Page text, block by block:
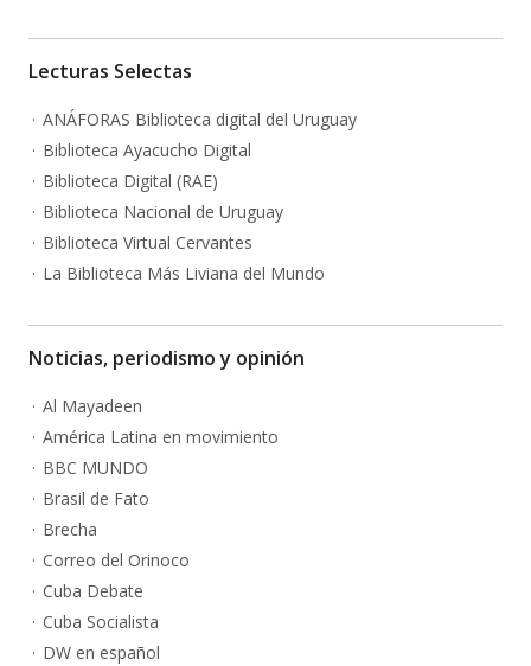
Lecturas Selectas
ANÁFORAS Biblioteca digital del Uruguay
Biblioteca Ayacucho Digital
Biblioteca Digital (RAE)
Biblioteca Nacional de Uruguay
Biblioteca Virtual Cervantes
La Biblioteca Más Liviana del Mundo
Noticias, periodismo y opinión
Al Mayadeen
América Latina en movimiento
BBC MUNDO
Brasil de Fato
Brecha
Correo del Orinoco
Cuba Debate
Cuba Socialista
DW en español